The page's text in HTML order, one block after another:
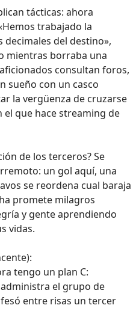
tácticas: ahora
trabajado la
decimales del destino»,
mientras borraba una
consultan foros,
sueño con un casco
la vergüenza de cruzarse
que hace streaming de
de los terceros? Se
un gol aquí, una
se reordena cual baraja
promete milagros
y gente aprendiendo
vidas.
tengo un plan C:
el grupo de
entre risas un tercer